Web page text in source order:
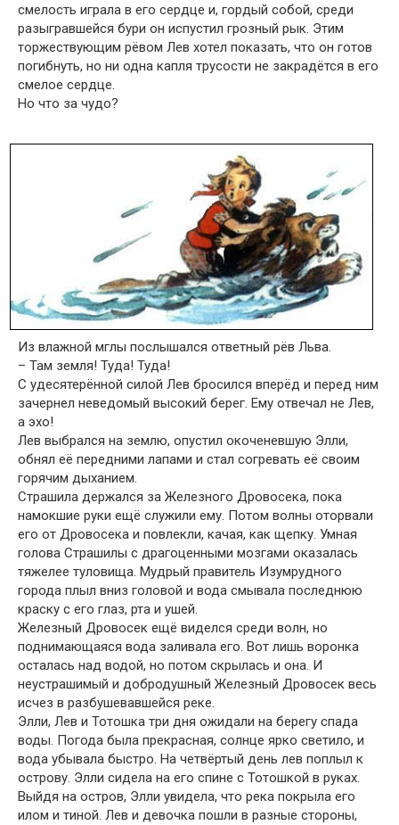
смелость играла в его сердце и, гордый собой, среди
разыгравшейся бури он испустил грозный рык. Этим
торжествующим рёвом Лев хотел показать, что он готов
погибнуть, но ни одна капля трусости не закрадётся в его
смелое сердце.
Но что за чудо?
Из влажной мглы послышался ответный рёв Льва.
– Там земля! Туда! Туда!
С удесятерённой силой Лев бросился вперёд и перед ним
зачернел неведомый высокий берег. Ему отвечал не Лев,
а эхо!
Лев выбрался на землю, опустил окоченевшую Элли,
обнял её передними лапами и стал согревать её своим
горячим дыханием.
Страшила держался за Железного Дровосека, пока
намокшие руки ещё служили ему. Потом волны оторвали
его от Дровосека и повлекли, качая, как щепку. Умная
голова Страшилы с драгоценными мозгами оказалась
тяжелее туловища. Мудрый правитель Изумрудного
города плыл вниз головой и вода смывала последнюю
краску с его глаз, рта и ушей.
Железный Дровосек ещё виделся среди волн, но
поднимающаяся вода заливала его. Вот лишь воронка
осталась над водой, но потом скрылась и она. И
неустрашимый и добродушный Железный Дровосек весь
исчез в разбушевавшейся реке.
Элли, Лев и Тотошка три дня ожидали на берегу спада
воды. Погода была прекрасная, солнце ярко светило, и
вода убывала быстро. На четвёртый день лев поплыл к
острову. Элли сидела на его спине с Тотошкой в руках.
Выйдя на остров, Элли увидела, что река покрыла его
илом и тиной. Лев и девочка пошли в разные стороны,